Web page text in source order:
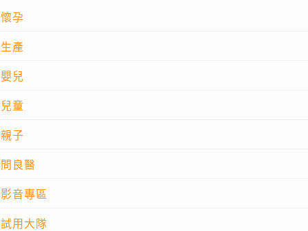
懷孕
生產
嬰兒
兒童
親子
問良醫
影音專區
試用大隊